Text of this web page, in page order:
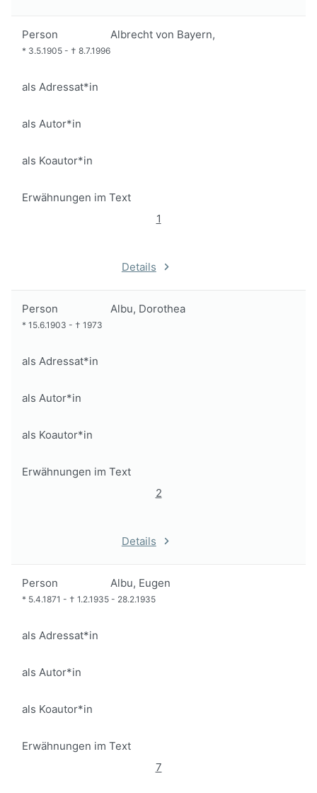
Person Albrecht von Bayern,
* 3.5.1905 - † 8.7.1996
als Adressat*in
als Autor*in
als Koautor*in
Erwähnungen im Text
1
Details
Person Albu, Dorothea
* 15.6.1903 - † 1973
als Adressat*in
als Autor*in
als Koautor*in
Erwähnungen im Text
2
Details
Person Albu, Eugen
* 5.4.1871 - † 1.2.1935 - 28.2.1935
als Adressat*in
als Autor*in
als Koautor*in
Erwähnungen im Text
7